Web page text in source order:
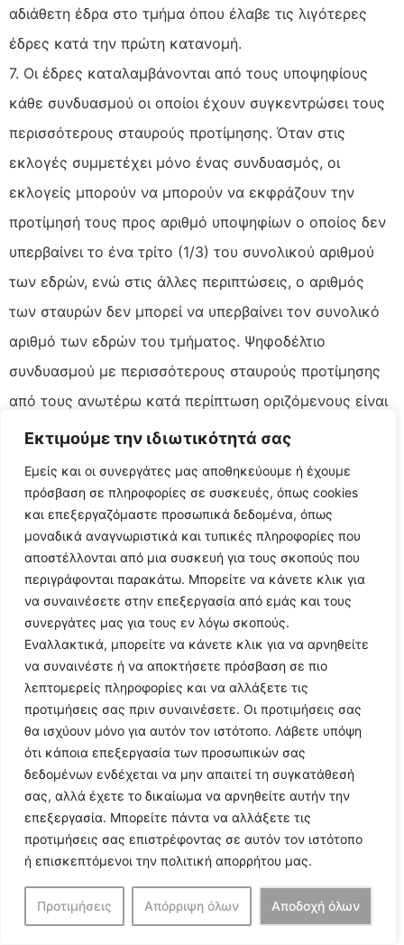
Εκτιμούμε την ιδιωτικότητά σας
Εμείς και οι συνεργάτες μας αποθηκεύουμε ή έχουμε
πρόσβαση σε πληροφορίες σε συσκευές, όπως cookies
και επεξεργαζόμαστε προσωπικά δεδομένα, όπως
μοναδικά αναγνωριστικά και τυπικές πληροφορίες που
αποστέλλονται από μια συσκευή για τους σκοπούς που
περιγράφονται παρακάτω. Μπορείτε να κάνετε κλικ για
να συναινέσετε στην επεξεργασία από εμάς και τους
συνεργάτες μας για τους εν λόγω σκοπούς.
Εναλλακτικά, μπορείτε να κάνετε κλικ για να αρνηθείτε
να συναινέστε ή να αποκτήσετε πρόσβαση σε πιο
λεπτομερείς πληροφορίες και να αλλάξετε τις
προτιμήσεις σας πριν συναινέσετε. Οι προτιμήσεις σας
θα ισχύουν μόνο για αυτόν τον ιστότοπο. Λάβετε υπόψη
ότι κάποια επεξεργασία των προσωπικών σας
δεδομένων ενδέχεται να μην απαιτεί τη συγκατάθεσή
σας, αλλά έχετε το δικαίωμα να αρνηθείτε αυτήν την
επεξεργασία. Μπορείτε πάντα να αλλάξετε τις
προτιμήσεις σας επιστρέφοντας σε αυτόν τον ιστότοπο
ή επισκεπτόμενοι την πολιτική απορρήτου μας.
Προτιμήσεις Απόρριψη όλων Αποδοχή όλων
αδιάθετη έδρα στο τμήμα όπου έλαβε τις λιγότερες
έδρες κατά την πρώτη κατανομή.
7. Οι έδρες καταλαμβάνονται από τους υποψηφίους
κάθε συνδυασμού οι οποίοι έχουν συγκεντρώσει τους
περισσότερους σταυρούς προτίμησης. Όταν στις
εκλογές συμμετέχει μόνο ένας συνδυασμός, οι
εκλογείς μπορούν να μπορούν να εκφράζουν την
προτίμησή τους προς αριθμό υποψηφίων ο οποίος δεν
υπερβαίνει το ένα τρίτο (1/3) του συνολικού αριθμού
των εδρών, ενώ στις άλλες περιπτώσεις, ο αριθμός
των σταυρών δεν μπορεί να υπερβαίνει τον συνολικό
αριθμό των εδρών του τμήματος. Ψηφοδέλτιο
συνδυασμού με περισσότερους σταυρούς προτίμησης
από τους ανωτέρω κατά περίπτωση οριζόμενους είναι
έγκυρο, χωρίς να λαμβάνεται υπόψη κανένας σταυρός
προτίμησης προσμετράται υπέρ του συνδυασμού.
8. Πρόεδρος του Επιμελητηρίου ανακηρύσσεται ο
επικεφαλής του συνδυασμού που συγκέντρωσε
τουλάχιστον το 50% των ψήφων. Αν κανείς
συνδυασμός δεν συγκέντρωσε αυτό το ποσοστό, ο
Πρόεδρος του Επιμελητηρίου εκλέγεται από το
διοικητικό συμβούλιο, μεταξύ των επικεφαλής των
συνδυασμών που συμμετέχουν σε αυτό, κατά την
πρώτη συνεδρίαση του οργάνου με απόλυτη
πλειοψηφία. Αν κανείς από τους υποψήφιους
Προέδρους δεν συγκεντρώσει την απόλυτη
πλειοψηφία, η ψηφοφορία επαναλαμβάνεται στην ίδια
συνεδρίαση και Πρόεδρος εκλέγεται ο υποψήφιος που
δύο υποψηφίων που συγκέντρωσαν τις περισσότερες